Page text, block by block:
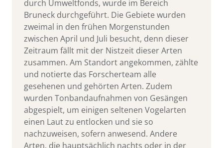
durch Umweltfonds, wurde im Bereich
Bruneck durchgeführt. Die Gebiete wurden
zweimal in den frühen Morgenstunden
zwischen April und Juli besucht, denn dieser
Zeitraum fällt mit der Nistzeit dieser Arten
zusammen. Am Standort angekommen, zählte
und notierte das Forscherteam alle
gesehenen und gehörten Arten. Zudem
wurden Tonbandaufnahmen von Gesängen
abgespielt, um einigen seltenen Vogelarten
einen Laut zu entlocken und sie so
nachzuweisen, sofern anwesend. Andere
Arten, die hauptsächlich nachts oder in der